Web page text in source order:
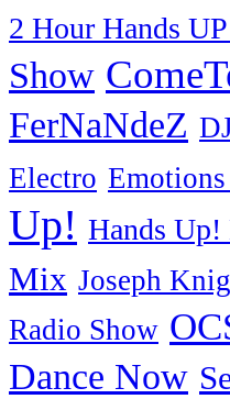
2 Hour Hands
Show
FerNaNdeZ
Electro
Up! Hands
Mix Joseph
Radio Show
Dance Now